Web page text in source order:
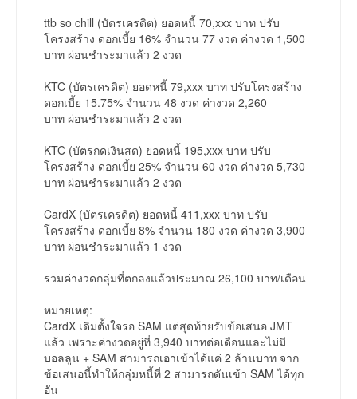
ttb so chill (บัตรเครดิต) ยอดหนี้ 70,xxx บาท ปรับ
โครงสร้าง ดอกเบี้ย 16% จำนวน 77 งวด ค่างวด 1,500
บาท ผ่อนชำระมาแล้ว 2 งวด
KTC (บัตรเครดิต) ยอดหนี้ 79,xxx บาท ปรับโครงสร้าง
ดอกเบี้ย 15.75% จำนวน 48 งวด ค่างวด 2,260
บาท ผ่อนชำระมาแล้ว 2 งวด
KTC (บัตรกดเงินสด) ยอดหนี้ 195,xxx บาท ปรับ
โครงสร้าง ดอกเบี้ย 25% จำนวน 60 งวด ค่างวด 5,730
บาท ผ่อนชำระมาแล้ว 2 งวด
CardX (บัตรเครดิต) ยอดหนี้ 411,xxx บาท ปรับ
โครงสร้าง ดอกเบี้ย 8% จำนวน 180 งวด ค่างวด 3,900
บาท ผ่อนชำระมาแล้ว 1 งวด
รวมค่างวดกลุ่มที่ตกลงแล้วประมาณ 26,100 บาท/เดือน
หมายเหตุ:
CardX เดิมตั้งใจรอ SAM แต่สุดท้ายรับข้อเสนอ JMT
แล้ว เพราะค่างวดอยู่ที่ 3,940 บาทต่อเดือนและไม่มี
บอลลูน + SAM สามารถเอาเข้าได้แค่ 2 ล้านบาท จาก
ข้อเสนอนี้ทำให้กลุ่มหนี้ที่ 2 สามารถดันเข้า SAM ได้ทุก
อัน